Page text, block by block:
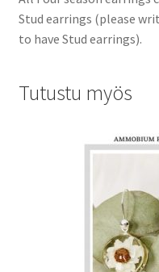
Stud earrings (please
to have Stud earrings).
Tutustu myös